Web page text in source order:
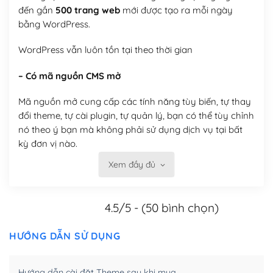
đến gần 500 trang webmới được tạo ra mỗi ngày
bằng WordPress.
WordPress vẫn luôn tồn tại theo thời gian
– Có mã nguồn CMS mở
Mã nguồn mở cung cấp các tính năng tùy biến, tự thay
đổi theme, tự cài plugin, tự quản lý, bạn có thể tùy chỉnh
nó theo ý bạn mà không phải sử dụng dịch vụ tại bất
kỳ đơn vị nào.
Việc của bạn là đăng ký một tên miền và hosting để
Có thể tùy biến trên website WordPress
– Thân thiện với công cụ tìm kiếm
Xem đầy đủ
4.5/5 - (50 bình chọn)
HƯỚNG DẪN SỬ DỤNG